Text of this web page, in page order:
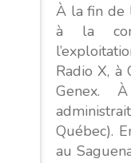
À la fin de
à la
Radio X, à
Genex.
Québec).
au